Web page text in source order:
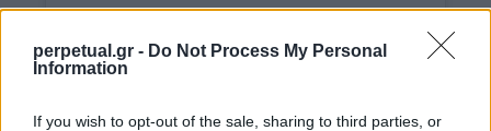
perpetual.gr - Do Not Process My Personal
Information
If you wish to opt-out of the sale, sharing to third parties, or